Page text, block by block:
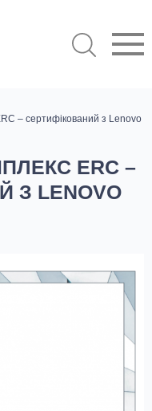
– сертифікований з Lenovo
ERC –
З LENOVO